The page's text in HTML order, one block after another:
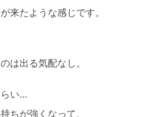
来たような感じです。
は出る気配なし。
らい…
ちが強くなって、